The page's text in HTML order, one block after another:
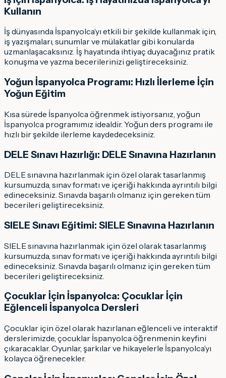
Kullanın
İş dünyasında İspanyolca’yı etkili bir şekilde kullanmak için,
iş yazışmaları, sunumlar ve mülakatlar gibi konularda
uzmanlaşacaksınız. İş hayatında ihtiyaç duyacağınız pratik
konuşma ve yazma becerilerinizi geliştireceksiniz.
Yoğun İspanyolca Programı: Hızlı İlerleme İçin
Yoğun Eğitim
Kısa sürede İspanyolca öğrenmek istiyorsanız, yoğun
İspanyolca programımız idealdir. Yoğun ders programı ile
hızlı bir şekilde ilerleme kaydedeceksiniz.
DELE Sınavı Hazırlığı: DELE Sınavına Hazırlanın
DELE sınavına hazırlanmak için özel olarak tasarlanmış
kursumuzda, sınav formatı ve içeriği hakkında ayrıntılı bilgi
edineceksiniz. Sınavda başarılı olmanız için gereken tüm
becerileri geliştireceksiniz.
SIELE Sınavı Eğitimi: SIELE Sınavına Hazırlanın
SIELE sınavına hazırlanmak için özel olarak tasarlanmış
kursumuzda, sınav formatı ve içeriği hakkında ayrıntılı bilgi
edineceksiniz. Sınavda başarılı olmanız için gereken tüm
becerileri geliştireceksiniz.
Çocuklar İçin İspanyolca: Çocuklar İçin
Eğlenceli İspanyolca Dersleri
Çocuklar için özel olarak hazırlanan eğlenceli ve interaktif
derslerimizde, çocuklar İspanyolca öğrenmenin keyfini
çıkaracaklar. Oyunlar, şarkılar ve hikayelerle İspanyolca’yı
kolayca öğrenecekler.